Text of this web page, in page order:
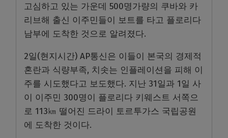
고심하고 있는 가운데 500명가량의 쿠바와 카
리브해 출신 이주민들이 보트를 타고 플로리다
남부에 도착한 것으로 알려졌다.
2일(현지시간) AP통신은 이들이 본국의 경제적
혼란과 식량부족, 치솟는 인플레이션을 피해 이
주를 시도했다고 보도했다. 지난 31일과 1일 사
이 이주민 300명이 플로리다 키웨스트 서쪽으
로 113㎞ 떨어진 드라이 토르투가스 국립공원
에 도착한 것이다.